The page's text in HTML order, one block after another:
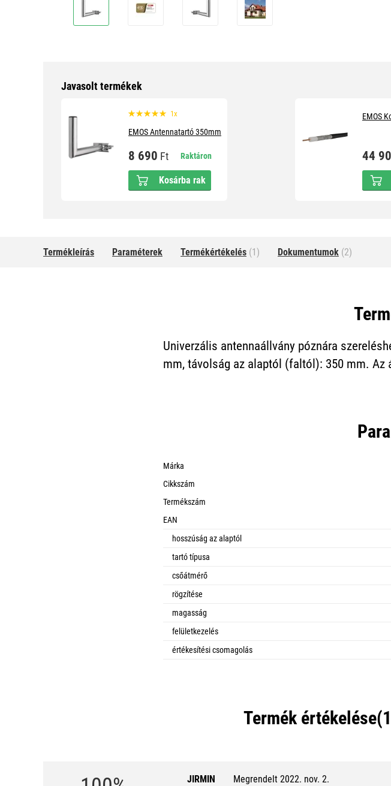
Javasolt termékek
1x
EMOS Antennatartó 350mm
8 690 Ft Raktáron
Kosárba rak
EMOS
44
Termékleírás Paraméterek Termékértékelés (1) Dokumentumok (2)
Univerzális antennaállvány póznára
mm, távolság az alaptól (faltól): 350 mm. Az
Márka
Cikkszám
Termékszám
EAN
hosszúság az alaptól
tartó típusa
csőátmérő
rögzítése
magasság
felületkezelés
értékesítési csomagolás
Termék értékelése
,
JIRMIN Megrendelt 2022. nov. 2.